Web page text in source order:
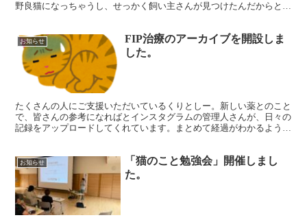
野良猫になっちゃうし、せっかく飼い主さんが見つけたんだからと思
お知らせ
FIP治療のアーカイブを開設しま
した。
たくさんの人にご支援いただいているくりとしー。新しい薬とのこと
で、皆さんの参考になればとインスタグラムの管理人さんが、日々の
記録をアップロードしてくれています。まとめて経過がわかるように
お知らせ
「猫のこと勉強会」開催しまし
た。